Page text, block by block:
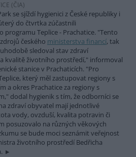
(ČIA)
se sjíždí hygienici z České republiky i
do čtvrtka zúčastnili
programu Teplice - Prachatice. "Tento
českého ministerstva financí, tak
sledoval stav zdraví
kvalitě životního prostředí," informoval
stanice v Prachaticích. "Pro
který měl zastupovat regiony s
a okres Prachatice za regiony s
dodal hygienik s tím, že odborníci se
zdraví obyvatel mají jednotlivé
vody, ovzduší, kvalita potravin či
posuzovalo na různých věkových
se bude moci seznámit veřejnost
životního prostředí Bedřicha